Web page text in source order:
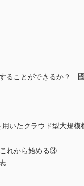
ることができるか？
いたクラウド型大規
れから始める③